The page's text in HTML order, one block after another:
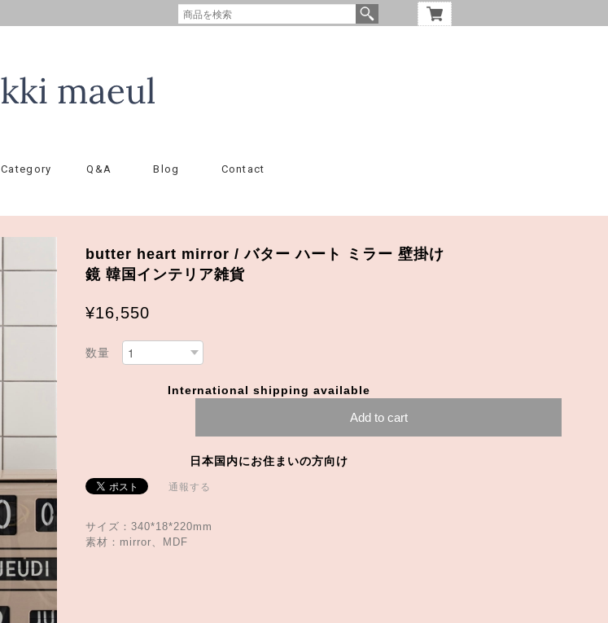
Category Q&A Blog Contact
butter heart mirror / バター ハート ミラー 壁掛け
鏡 韓国インテリア雑貨
¥16,550
数量
International shipping available
Add to cart
日本国内にお住まいの方向け
通報する
サイズ：340*18*220mm
素材：mirror、MDF